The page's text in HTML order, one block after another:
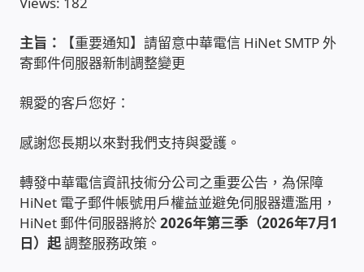
儀器設備
插卡計費
監視器安裝維修-實績案例
主旨：
【重要通知】請留意中華電信 HiNet SMTP 外
寄郵件伺服器新制調整變更
親愛的客戶您好：
感謝您長期以來對我們支持與愛護。
轉發中華電信資訊技術分公司之重要公告，為保障
HiNet 電子郵件帳號用戶權益並避免伺服器遭濫用，
HiNet 郵件伺服器將於2026年第三季（2026年7月1
日）起調整服務政策。